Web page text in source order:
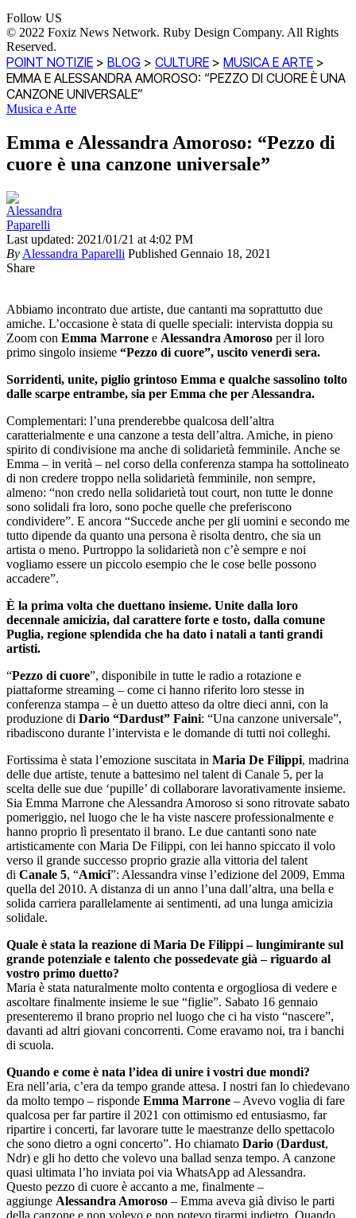
Follow US
© 2022 Foxiz News Network. Ruby Design Company. All Rights
Reserved.
POINT NOTIZIE > BLOG > CULTURE > MUSICA E ARTE >
EMMA E ALESSANDRA AMOROSO: “PEZZO DI CUORE È UNA
CANZONE UNIVERSALE”
Musica e Arte
Emma e Alessandra Amoroso: “Pezzo di
cuore è una canzone universale”
Last updated: 2021/01/21 at 4:02 PM
By Alessandra Paparelli Published Gennaio 18, 2021
Share
Abbiamo incontrato due artiste, due cantanti ma soprattutto due
amiche. L’occasione è stata di quelle speciali: intervista doppia su
Zoom con Emma Marrone e Alessandra Amoroso per il loro
primo singolo insieme “Pezzo di cuore”, uscito venerdì sera.
Sorridenti, unite, piglio grintoso Emma e qualche sassolino tolto
dalle scarpe entrambe, sia per Emma che per Alessandra.
Complementari: l’una prenderebbe qualcosa dell’altra
caratterialmente e una canzone a testa dell’altra. Amiche, in pieno
spirito di condivisione ma anche di solidarietà femminile. Anche se
Emma – in verità – nel corso della conferenza stampa ha sottolineato
di non credere troppo nella solidarietà femminile, non sempre,
almeno: “non credo nella solidarietà tout court, non tutte le donne
sono solidali fra loro, sono poche quelle che preferiscono
condividere”. E ancora “Succede anche per gli uomini e secondo me
tutto dipende da quanto una persona è risolta dentro, che sia un
artista o meno. Purtroppo la solidarietà non c’è sempre e noi
vogliamo essere un piccolo esempio che le cose belle possono
accadere”.
È la prima volta che duettano insieme. Unite dalla loro
decennale amicizia, dal carattere forte e tosto, dalla comune
Puglia, regione splendida che ha dato i natali a tanti grandi
artisti.
“Pezzo di cuore”, disponibile in tutte le radio a rotazione e
piattaforme streaming – come ci hanno riferito loro stesse in
conferenza stampa – è un duetto atteso da oltre dieci anni, con la
produzione di Dario “Dardust” Faini: “Una canzone universale”,
ribadiscono durante l’intervista e le domande di tutti noi colleghi.
Fortissima è stata l’emozione suscitata in Maria De Filippi, madrina
delle due artiste, tenute a battesimo nel talent di Canale 5, per la
scelta delle sue due ‘pupille’ di collaborare lavorativamente insieme.
Sia Emma Marrone che Alessandra Amoroso si sono ritrovate sabato
pomeriggio, nel luogo che le ha viste nascere professionalmente e
hanno proprio lì presentato il brano. Le due cantanti sono nate
artisticamente con Maria De Filippi, con lei hanno spiccato il volo
verso il grande successo proprio grazie alla vittoria del talent
di Canale 5, “Amici”: Alessandra vinse l’edizione del 2009, Emma
quella del 2010. A distanza di un anno l’una dall’altra, una bella e
solida carriera parallelamente ai sentimenti, ad una lunga amicizia
solidale.
Quale è stata la reazione di Maria De Filippi – lungimirante sul
grande potenziale e talento che possedevate già – riguardo al
vostro primo duetto?
Maria è stata naturalmente molto contenta e orgogliosa di vedere e
ascoltare finalmente insieme le sue “figlie”. Sabato 16 gennaio
presenteremo il brano proprio nel luogo che ci ha visto “nascere”,
davanti ad altri giovani concorrenti. Come eravamo noi, tra i banchi
di scuola.
Quando e come è nata l’idea di unire i vostri due mondi?
Era nell’aria, c’era da tempo grande attesa. I nostri fan lo chiedevano
da molto tempo – risponde Emma Marrone – Avevo voglia di fare
qualcosa per far partire il 2021 con ottimismo ed entusiasmo, far
ripartire i concerti, far lavorare tutte le maestranze dello spettacolo
che sono dietro a ogni concerto”. Ho chiamato Dario (Dardust,
Ndr) e gli ho detto che volevo una ballad senza tempo. A canzone
quasi ultimata l’ho inviata poi via WhatsApp ad Alessandra.
Questo pezzo di cuore è accanto a me, finalmente –
aggiunge Alessandra Amoroso – Emma aveva già diviso le parti